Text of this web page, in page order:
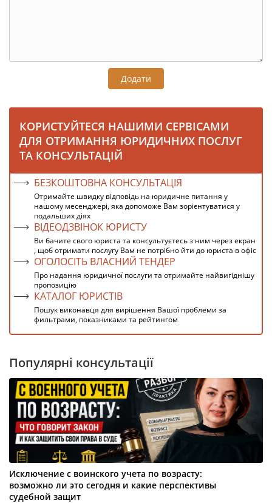
Додати
КОРИСТУЙТЕСЯ НАШИМИ СЕРВІСАМИ
ДЛЯ ОТРИМАННЯ ЮРИДИЧНИХ ПОСЛУГ
ТА КОНСУЛЬТАЦІЙ
БЕЗКОШТОВНА КОНСУЛЬТАЦІЯ
Отримайте швидку відповідь на юридичне питання у
нашому месенджері, яка допоможе Вам зорієнтуватися у
подальших діях
ВІДЕОДЗВІНОК ЮРИСТУ
Ви бачите свого юриста та консультуєтесь з ним через екран
, щоб отримати послугу Вам не потрібно йти до юриста в офіс
ОГОЛОСІТЬ ВЛАСНИЙ ТЕНДЕР
Про надання юридичної послуги та отримайте найвигіднішу
пропозицію
КАТАЛОГ ЮРИСТІВ
Пошук виконавця для вирішення Вашої проблеми за
фильтрами, показниками та рейтингом
Популярні консультації
Исключение с воинского учета по возрасту:
возможно ли это сегодня и какие перспективы
судебной защит